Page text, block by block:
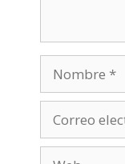
electrónico